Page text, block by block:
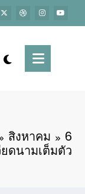
สิงหาคม
6
ดนามเต็มตัว